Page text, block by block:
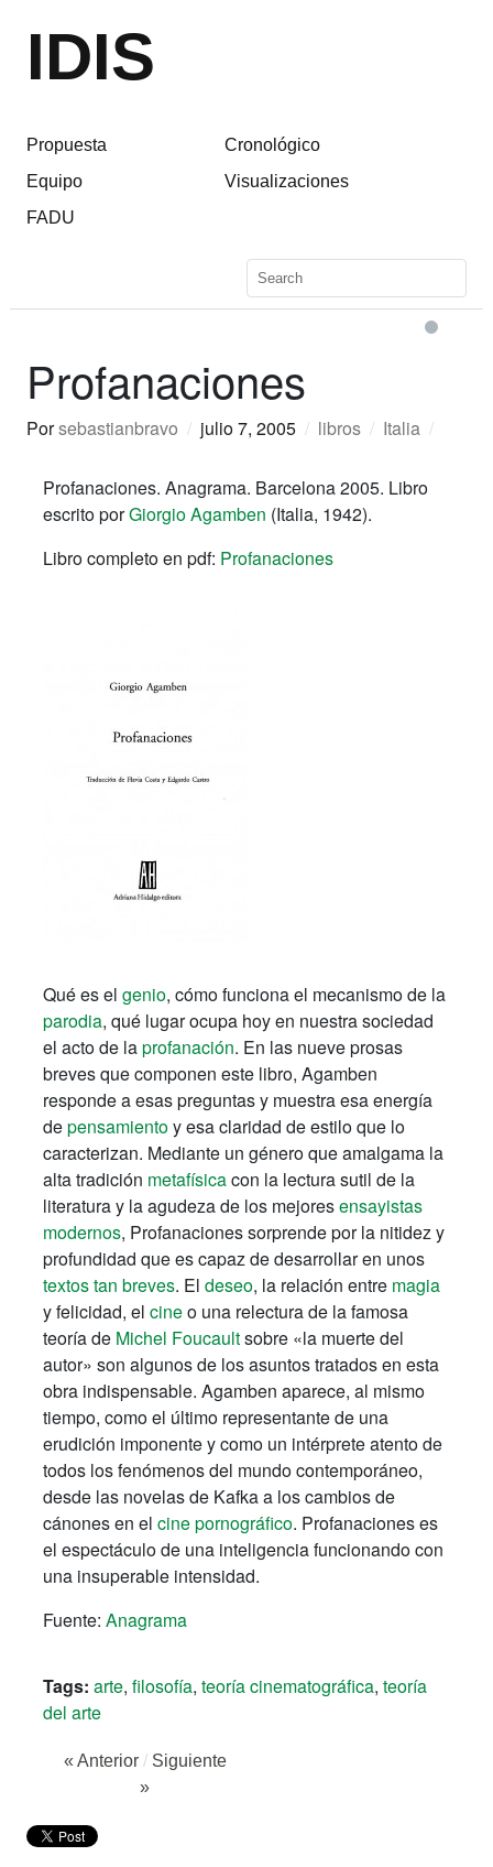
IDIS
Propuesta
Equipo
FADU
Cronológico
Visualizaciones
Profanaciones
Porsebastianbravo / julio 7, 2005 / libros / Italia /
Profanaciones. Anagrama. Barcelona 2005. Libro
escrito porGiorgio Agamben (Italia, 1942).
Libro completo en pdf: Profanaciones
Qué es el genio, cómo funciona el mecanismo de la
parodia, qué lugar ocupa hoy en nuestra sociedad
el acto de laprofanación. En las nueve prosas
breves que componen este libro, Agamben
responde a esas preguntas y muestra esa energía
depensamientoy esa claridad de estilo que lo
caracterizan. Mediante un género que amalgama la
alta tradición metafísicacon la lectura sutil de la
literatura y la agudeza de los mejoresensayistas
modernos, Profanaciones sorprende por la nitidez y
profundidad que es capaz de desarrollar en unos
textos tan breves. El deseo, la relación entre magia
y felicidad, el cineo una relectura de la famosa
teoría de Michel Foucaultsobre «la muerte del
autor» son algunos de los asuntos tratados en esta
obra indispensable. Agamben aparece, al mismo
tiempo, como el último representante de una
erudición imponente y como un intérprete atento de
todos los fenómenos del mundo contemporáneo,
desde las novelas de Kafka a los cambios de
cánones en el cine pornográfico. Profanaciones es
el espectáculo de una inteligencia funcionando con
una insuperable intensidad.
Fuente: Anagrama
Tags: arte, filosofía, teoría cinematográfica, teoría
del arte
« Anterior / Siguiente
»